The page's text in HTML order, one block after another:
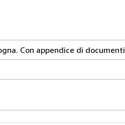
Con appendice di documenti